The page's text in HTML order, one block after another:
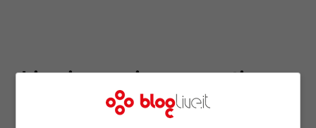
Live in versione acustica
“Brividi” conquista i fan